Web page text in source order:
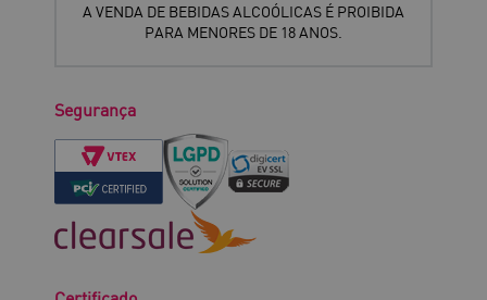
A VENDA DE BEBIDAS ALCOÓLICAS É PROIBIDA
PARA MENORES DE 18 ANOS.
Segurança